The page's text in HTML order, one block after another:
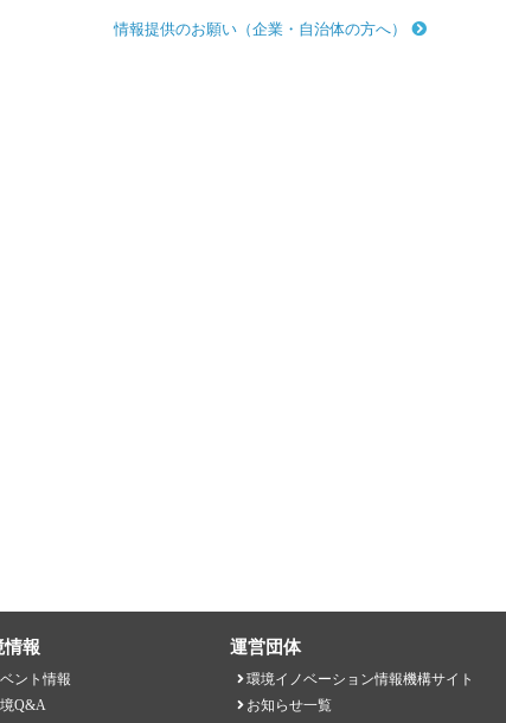
情報提供のお願い（企業・自治体の方へ）
情報
ント情報
Q&A
運営団体
環境イノベーション情報機構サイト
お知らせ一覧